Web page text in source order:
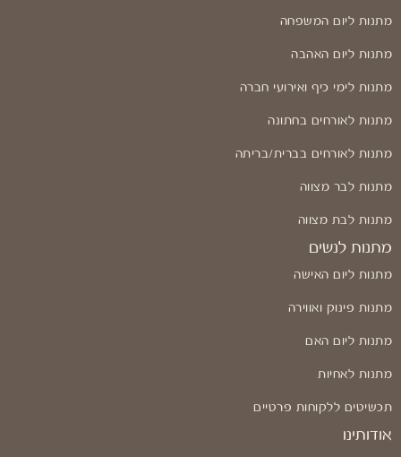
מתנות ליום המשפחה
מתנות ליום האהבה
מתנות לימי כיף ואירועי חברה
מתנות לאורחים בחתונה
מתנות לאורחים בברית/בריתה
מתנות לבר מצווה
מתנות לבת מצווה
מתנות לנשים
מתנות ליום האישה
מתנות פינוק ואווירה
מתנות ליום האם
מתנות לאחיות
תכשיטים ללקוחות פרטיים
אודותינו